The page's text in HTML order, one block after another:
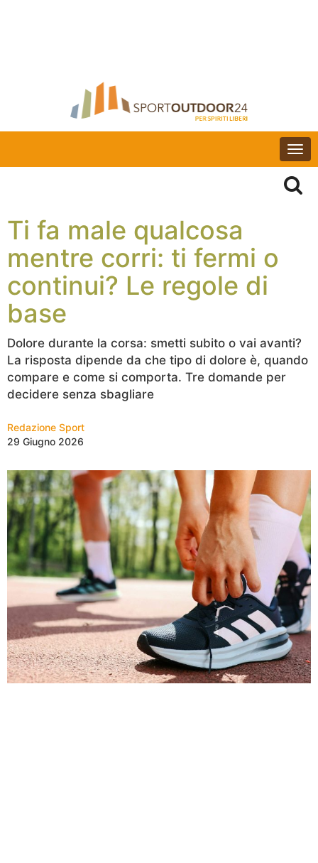
Ti fa male qualcosa
mentre corri: ti fermi o
continui? Le regole di
base
Dolore durante la corsa: smetti subito o vai avanti?
La risposta dipende da che tipo di dolore è, quando
compare e come si comporta. Tre domande per
decidere senza sbagliare
Redazione Sport
29 Giugno 2026